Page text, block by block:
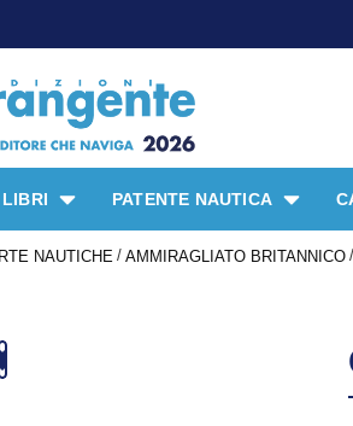
LIBRI PATENTE NAUTICA
NAUTICHE/ AMMIRAGLIATO BRITANNICO /